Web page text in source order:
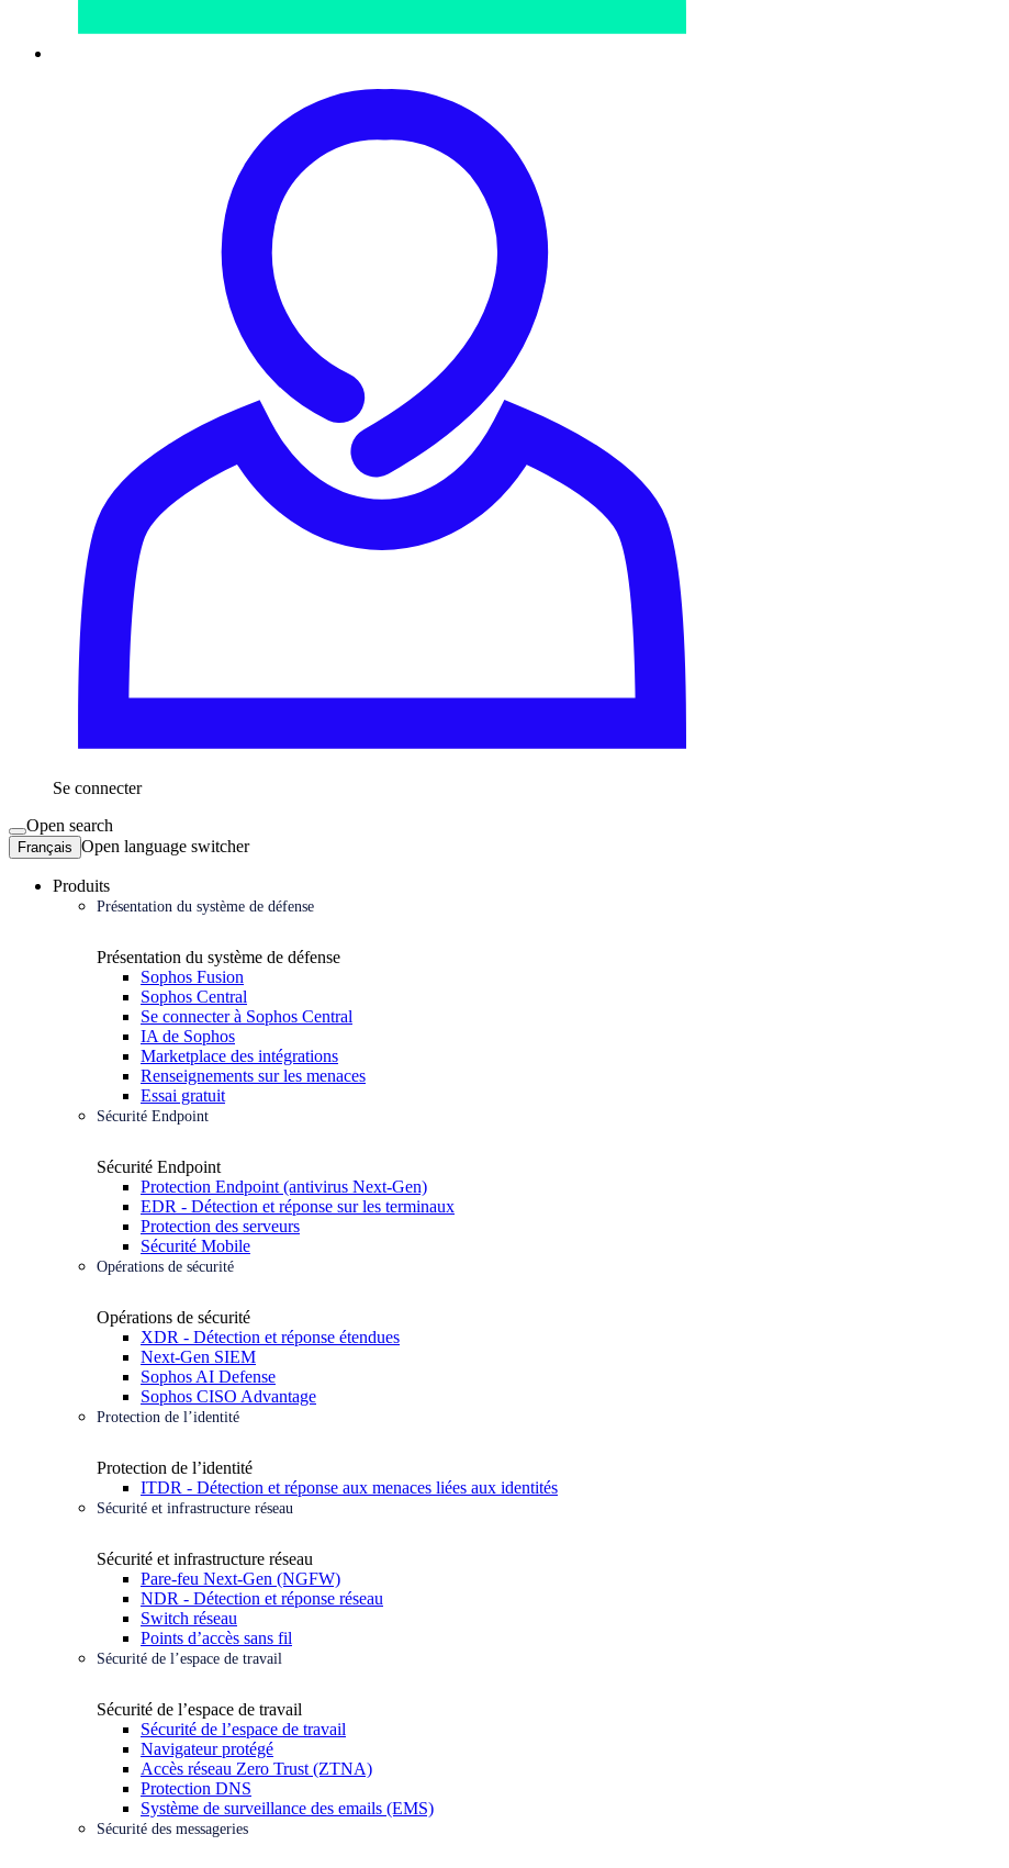
Se connecter
Open search
Français Open language switcher
Produits
Présentation du système de défense
Présentation du système de défense
Sophos Fusion
Sophos Central
Se connecter à Sophos Central
IA de Sophos
Marketplace des intégrations
Renseignements sur les menaces
Essai gratuit
Sécurité Endpoint
Sécurité Endpoint
Protection Endpoint (antivirus Next-Gen)
EDR - Détection et réponse sur les terminaux
Protection des serveurs
Sécurité Mobile
Opérations de sécurité
Opérations de sécurité
XDR - Détection et réponse étendues
Next-Gen SIEM
Sophos AI Defense
Sophos CISO Advantage
Protection de l’identité
Protection de l’identité
ITDR - Détection et réponse aux menaces liées aux identités
Sécurité et infrastructure réseau
Sécurité et infrastructure réseau
Pare-feu Next-Gen (NGFW)
NDR - Détection et réponse réseau
Switch réseau
Points d’accès sans fil
Sécurité de l’espace de travail
Sécurité de l’espace de travail
Sécurité de l’espace de travail
Navigateur protégé
Accès réseau Zero Trust (ZTNA)
Protection DNS
Système de surveillance des emails (EMS)
Sécurité des messageries